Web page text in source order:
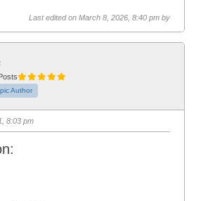
Last edited on March 8, 2026, 8:40 pm by
Author
8:03 pm